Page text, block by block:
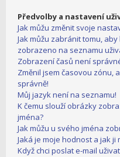
Předvolby a nastavení
Jak můžu změnit svoje
Jak můžu zabránit tomu,
zobrazeno na seznamu
Zobrazení časů není
Změnil jsem časovou zónu,
správně!
Můj jazyk není na seznamu!
K čemu slouží obrázky
jména?
Jak můžu u svého jména
Jaká je moje hodnost a jak ji
Když chci poslat e-mail